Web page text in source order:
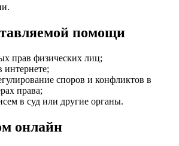
помощи
прав физических лиц;
интернете;
споров и конфликтов в
права;
в суд или другие органы.
онлайн